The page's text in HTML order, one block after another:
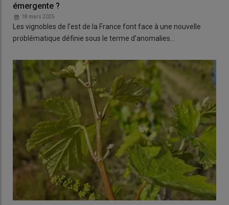
émergente ?
18 mars 2025
Les vignobles de l’est de la France font face à une nouvelle
problématique définie sous le terme d’anomalies…